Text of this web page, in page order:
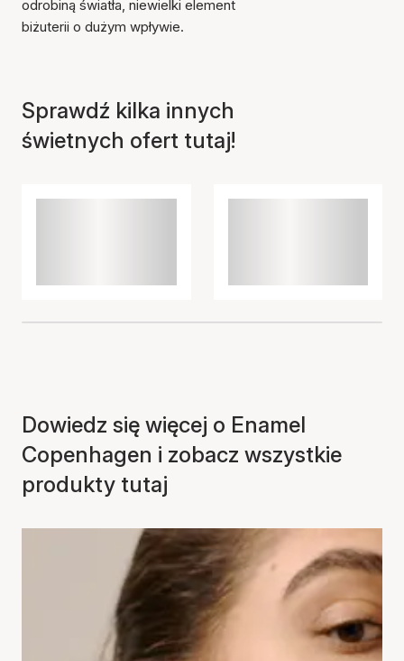
odrobiną światła, niewielki element
biżuterii o dużym wpływie.
Sprawdź kilka innych
świetnych ofert tutaj!
Dowiedz się więcej o Enamel
Copenhagen i zobacz wszystkie
produkty tutaj